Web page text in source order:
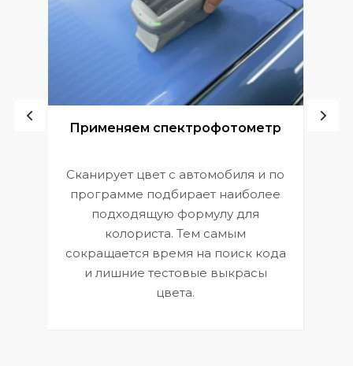
Применяем спектрофотометр
Сканирует цвет с автомобиля и по
программе подбирает наиболее
подходящую формулу для
колориста. Тем самым
сокращается время на поиск кода
и лишние тестовые выкрасы
цвета.